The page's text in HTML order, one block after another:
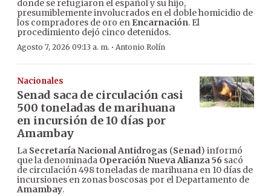
donde se refugiaron el español y su hijo,
presumiblemente involucrados en el doble homicidio de
los compradores de oro en Encarnación. El
procedimiento dejó cinco detenidos.
Agosto 7, 2026 09:13 a. m. · Antonio Rolín
Nacionales
Senad saca de circulación casi
500 toneladas de marihuana
en incursión de 10 días por
Amambay
La Secretaría Nacional Antidrogas (Senad) informó
que la denominada Operación Nueva Alianza 56 sacó
de circulación 498 toneladas de marihuana en 10 días de
incursiones en zonas boscosas por el Departamento de
Amambay.